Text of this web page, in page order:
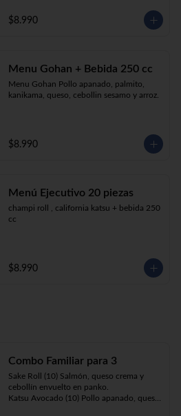
$8.990
Menu Gohan + Bebida 250 cc
Menu Gohan Pollo apanado, palmito,
kanikama, queso, cebollin sesamo y arroz.
$8.990
Menú Ejecutivo 20 piezas
champi roll , california katsu + bebida 250
cc
$8.990
Combo Familiar para 3
Sake Roll (10) Salmón, queso crema y
cebollín envuelto en panko.
Katsu Avocado (10) Pollo apanado, queso